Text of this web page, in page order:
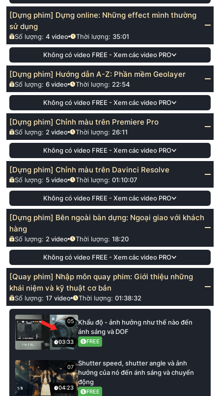
[Dựng phim] Dựng online: Những effect mình thường
sử dụng
Số lượng:4 video Thời lượng: 35:01
Không có video FREE - Xem các video PRO
[Dựng phim] Hướng dẫn A-Z: Phần mềm Geolayer
Số lượng:6 video Thời lượng: 22:54
Không có video FREE - Xem các video PRO
[Dựng phim] Chỉnh màu trên Premiere Pro
Số lượng: 2 video Thời lượng: 26:11
Không có video FREE - Xem các video PRO
[Dựng phim] Chỉnh màu trên Davinci Resolve
Số lượng: 5 video Thời lượng: 01:10:07
Không có video FREE - Xem các video PRO
[Dựng phim] Bên ngoài bàn dựng: Ngoại giao với khách
hàng
Số lượng: 2 video Thời lượng: 18:20
Không có video FREE - Xem các video PRO
[Quay phim] Nhập môn quay phim: Giới thiệu những
khái niệm và kỹ thuật cơ bản
Số lượng:17 video Thời lượng: 01:38:32
05
03:33
Khẩu độ - ảnh hưởng như thế nào đến
ánh sáng và DOF
FREE
07
04:23
Shutter speed, shutter angle và ảnh
hưởng của nó đến ánh sáng và chuyển
động
FREE